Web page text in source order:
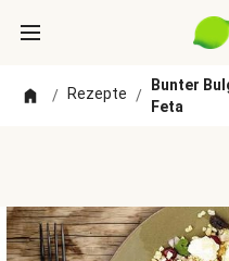
/ Rezepte /
Bunter
Feta